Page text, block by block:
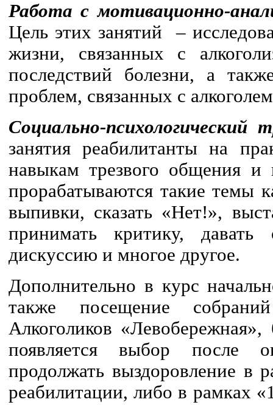
Работа с мотивационно-
Цель этих занятий –
жизни, связанных с
последствий болезни, а
проблем, связанных с
Социально-психологический
занятия реабилитанты на
навыкам трезвого общения и
прорабатываются такие темы
выпивки, сказать «Нет!»,
принимать критику, давать
дискуссию и многое другое.
Дополнительно в курс
также посещение
Алкоголиков
появляется выбор после
продолжать выздоровление в
реабилитации, либо в рамках